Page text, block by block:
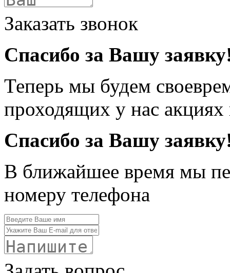
Заказать звонок
Спасибо за Вашу
Теперь мы будем
проходящих у нас
Спасибо за Вашу
В ближайшее время мы
номеру телефона